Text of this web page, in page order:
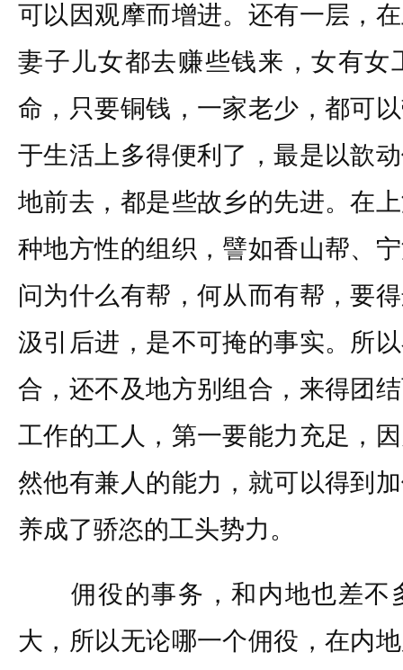
可以因观摩而增进。还有一层，
妻子儿女都去赚些钱来，女有女
命，只要铜钱，一家老少，都可
于生活上多得便利了，最是以歆
地前去，都是些故乡的先进。在
种地方性的组织，譬如香山帮、
问为什么有帮，何从而有帮，要
汲引后进，是不可掩的事实。所
合，还不及地方别组合，来得团
工作的工人，第一要能力充足，
然他有兼人的能力，就可以得到
养成了骄恣的工头势力。
佣役的事务，和内地也差不
大，所以无论哪一个佣役，在内